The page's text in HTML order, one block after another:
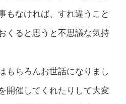
もなければ、すれ違うこと
くると思うと不思議な気持
もちろんお世話になりまし
開催してくれたりして大変